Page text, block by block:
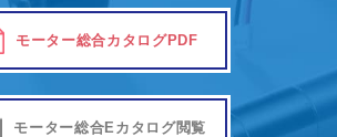
モーター総合カタログPDF
モーター総合Eカタログ閲覧